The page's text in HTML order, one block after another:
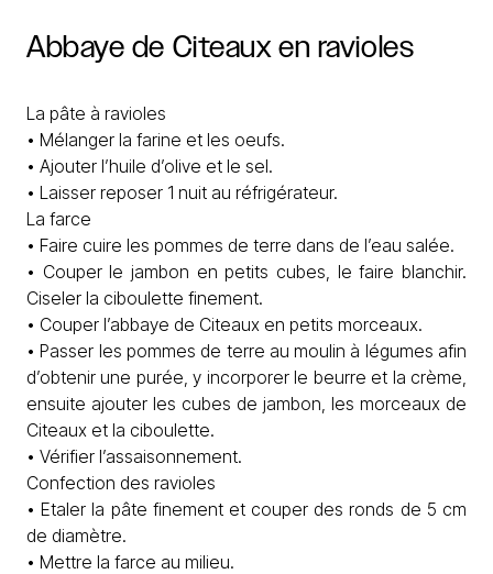
Abbaye de Citeaux en ravioles
La pâte à ravioles
• Mélanger la farine et les oeufs.
• Ajouter l’huile d’olive et le sel.
• Laisser reposer 1 nuit au réfrigérateur.
La farce
• Faire cuire les pommes de terre dans de l’eau salée.
• Couper le jambon en petits cubes, le faire blanchir.
Ciseler la ciboulette finement.
• Couper l’abbaye de Citeaux en petits morceaux.
• Passer les pommes de terre au moulin à légumes afin
d’obtenir une purée, y incorporer le beurre et la crème,
ensuite ajouter les cubes de jambon, les morceaux de
Citeaux et la ciboulette.
• Vérifier l’assaisonnement.
Confection des ravioles
• Etaler la pâte finement et couper des ronds de 5 cm
de diamètre.
• Mettre la farce au milieu.